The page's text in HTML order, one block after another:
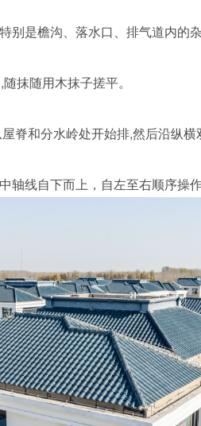
是檐沟、落水口、排气道内的杂
抹随用木抹子搓平。
脊和分水岭处开始排,然后沿纵横
线自下而上，自左至右顺序操作